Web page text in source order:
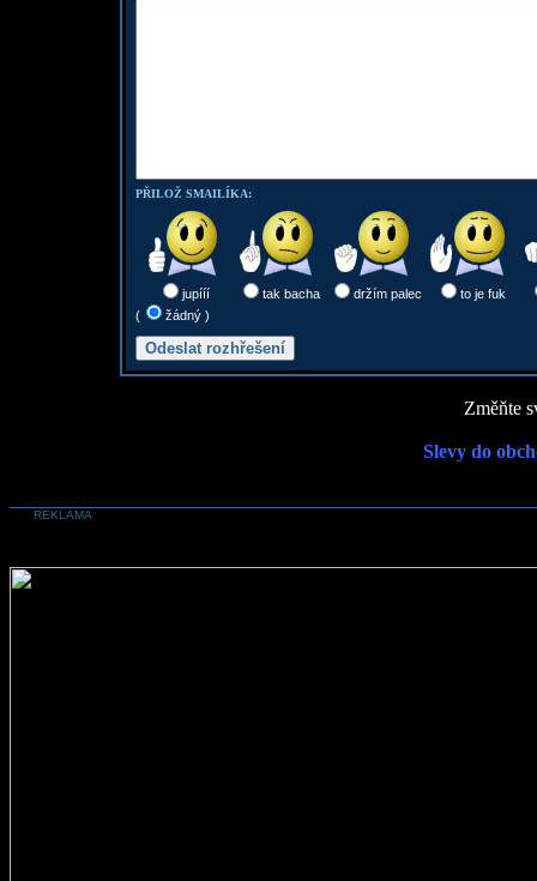
PŘILOŽ SMAILÍKA:
jupííí tak bacha držím palec
to je fuk
(
žádný )
Změňte
Slevy do
REKLAMA